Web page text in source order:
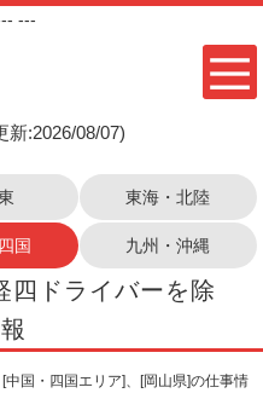
---
新:2026/08/07)
東海・北陸
国 九州・沖縄
四ドライバーを除
国・四国エリア]、[岡山県]の仕事情